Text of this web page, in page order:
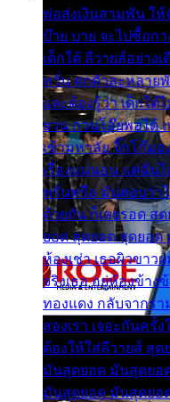
พ่อส่งเงินสามพัน ใ
บ๊าย บาย จะไปซื้อกา
เด็กใต้ ลีวายส์อย่าง
หวั่น ตกตัวละหลาย
และต้องรู้ว่า เด็กใต้
ยวน กวนโอ๊ยพอได้
เข้ามหาลัย จิ๊กโก๊ม
เรื่องแน่นอน แต่ฉัน
พรั่นพรือ มันตอบว่าไ
ด้วยกัน ก็เลยรอด สุ
ยอด สุดยอด สุดยอด
ห้องเช่า เธอผิวขาว
จริงเธอ อยู่ห้องข้าง
ทองแดง กลับจากร
สองเรา เจอะกันครั้
ต้องให้ใส่ลีวายส์ สุ
มันสุดยอด มันสุดยอ
มันสุดยอด มันสุดยอ